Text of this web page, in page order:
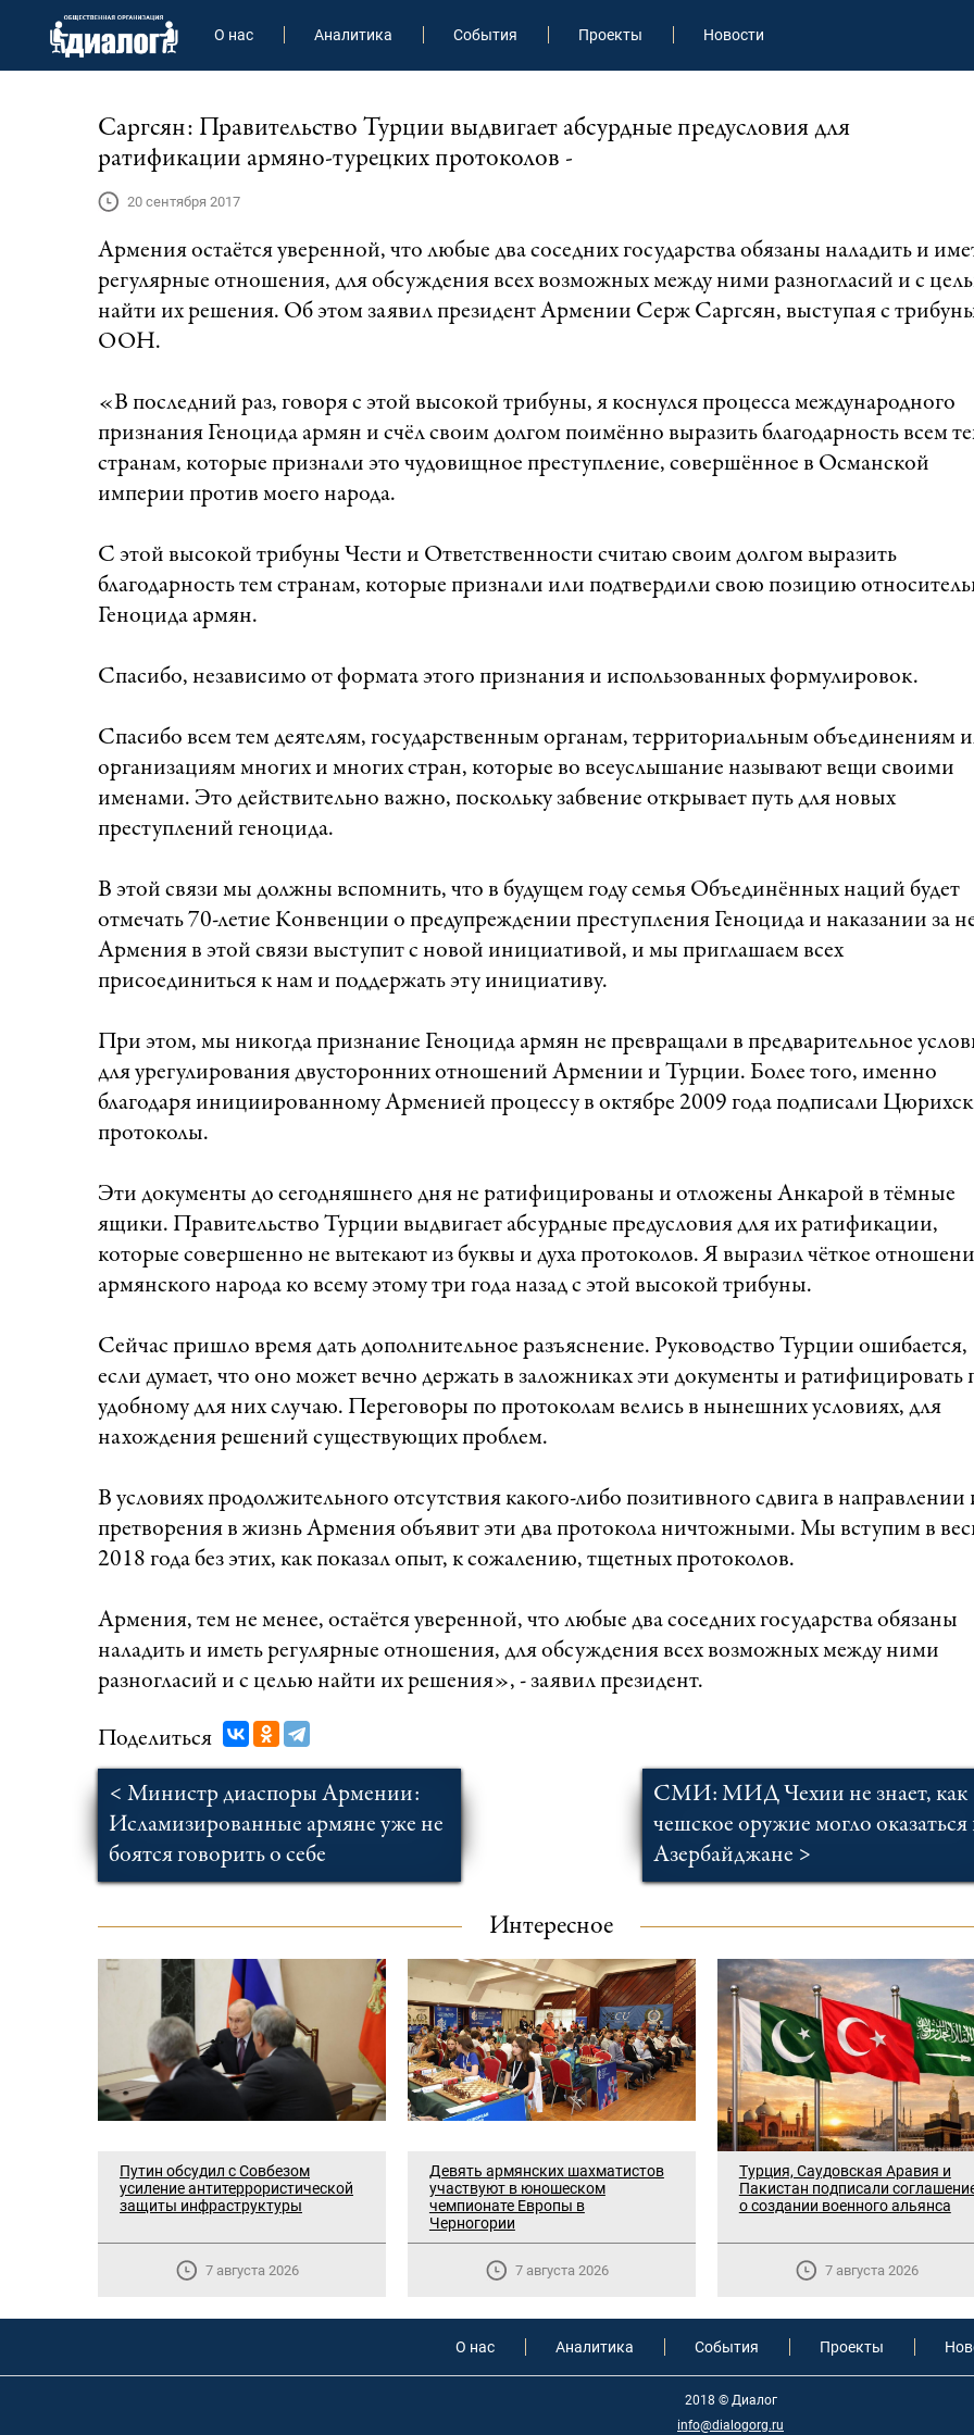
О нас Аналитика События Проекты Новости
Саргсян: Правительство Турции выдвигает абсурдные предусловия для
ратификации армяно-турецких протоколов -
20 сентября 2017
Армения остаётся уверенной, что любые два соседних государства обязаны наладить и
регулярные отношения, для обсуждения всех возможных между ними разногласий и с
найти их решения. Об этом заявил президент Армении Серж Саргсян, выступая с
ООН.
«В последний раз, говоря с этой высокой трибуны, я коснулся процесса международного
признания Геноцида армян и счёл своим долгом поимённо выразить благодарность всем
странам, которые признали это чудовищное преступление, совершённое в Османской
империи против моего народа.
С этой высокой трибуны Чести и Ответственности считаю своим долгом выразить
благодарность тем странам, которые признали или подтвердили свою позицию
Геноцида армян.
Спасибо, независимо от формата этого признания и использованных формулировок.
Спасибо всем тем деятелям, государственным органам, территориальным объединениям
организациям многих и многих стран, которые во всеуслышание называют вещи своими
именами. Это действительно важно, поскольку забвение открывает путь для новых
преступлений геноцида.
В этой связи мы должны вспомнить, что в будущем году семья Объединённых наций будет
отмечать 70-летие Конвенции о предупреждении преступления Геноцида и наказании за
Армения в этой связи выступит с новой инициативой, и мы приглашаем всех
присоединиться к нам и поддержать эту инициативу.
При этом, мы никогда признание Геноцида армян не превращали в предварительное
для урегулирования двусторонних отношений Армении и Турции. Более того, именно
благодаря инициированному Арменией процессу в октябре 2009 года подписали
протоколы.
Эти документы до сегодняшнего дня не ратифицированы и отложены Анкарой в тёмные
ящики. Правительство Турции выдвигает абсурдные предусловия для их ратификации,
которые совершенно не вытекают из буквы и духа протоколов. Я выразил чёткое
армянского народа ко всему этому три года назад с этой высокой трибуны.
Сейчас пришло время дать дополнительное разъяснение. Руководство Турции ошибается,
если думает, что оно может вечно держать в заложниках эти документы и ратифицировать
удобному для них случаю. Переговоры по протоколам велись в нынешних условиях, для
нахождения решений существующих проблем.
В условиях продолжительного отсутствия какого-либо позитивного сдвига в направлении
претворения в жизнь Армения объявит эти два протокола ничтожными. Мы вступим в
2018 года без этих, как показал опыт, к сожалению, тщетных протоколов.
Армения, тем не менее, остаётся уверенной, что любые два соседних государства обязаны
наладить и иметь регулярные отношения, для обсуждения всех возможных между ними
разногласий и с целью найти их решения», - заявил президент.
Поделиться
< Министр диаспоры Армении:
Исламизированные армяне уже не
боятся говорить о себе
СМИ: МИД Чехии не знает, как
чешское оружие могло оказаться
Азербайджане >
Интересное
Путин обсудил с Совбезом
усиление антитеррористической
защиты инфраструктуры
7 августа 2026
Девять армянских шахматистов
участвуют в юношеском
чемпионате Европы в
Черногории
7 августа 2026
Турция, Саудовская Аравия и
Пакистан подписали
о создании военного альянса
7 августа 2026
О нас Аналитика События Проекты
2018 © Диалог
info@dialogorg.ru